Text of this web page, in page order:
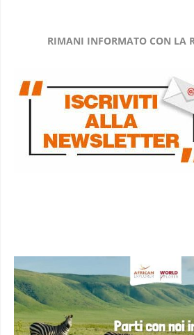
RIMANI INFORMATO CON LA